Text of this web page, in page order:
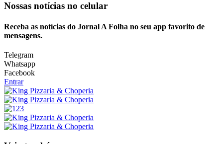
Nossas notícias no celular
Receba as notícias do Jornal A Folha no seu app favorito de
mensagens.
Telegram
Whatsapp
Facebook
Entrar